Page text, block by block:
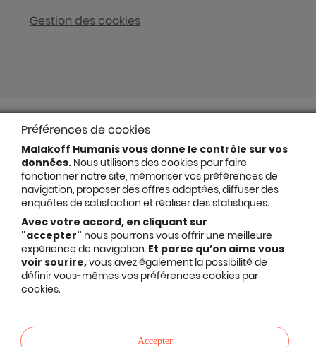
Gestion des cookies
Préférences de cookies
Malakoff Humanis vous donne le contrôle sur vos
données. Nous utilisons des cookies pour faire
fonctionner notre site, mémoriser vos préférences de
navigation, proposer des offres adaptées, diffuser des
enquêtes de satisfaction et réaliser des statistiques.
Avec votre accord, en cliquant sur
"accepter" nous pourrons vous offrir une meilleure
expérience de navigation. Et parce qu’on aime vous
voir sourire,vous avez également la possibilité de
définir vous-mêmes vos préférences cookies par
cookies.
Accepter